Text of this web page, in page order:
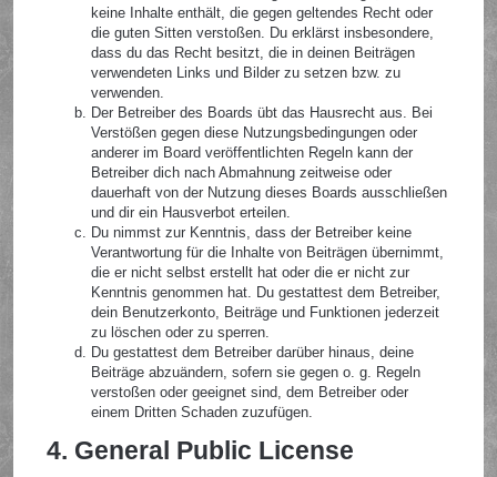
keine Inhalte enthält, die gegen geltendes Recht oder
die guten Sitten verstoßen. Du erklärst insbesondere,
dass du das Recht besitzt, die in deinen Beiträgen
verwendeten Links und Bilder zu setzen bzw. zu
verwenden.
Der Betreiber des Boards übt das Hausrecht aus. Bei
Verstößen gegen diese Nutzungsbedingungen oder
anderer im Board veröffentlichten Regeln kann der
Betreiber dich nach Abmahnung zeitweise oder
dauerhaft von der Nutzung dieses Boards ausschließen
und dir ein Hausverbot erteilen.
Du nimmst zur Kenntnis, dass der Betreiber keine
Verantwortung für die Inhalte von Beiträgen übernimmt,
die er nicht selbst erstellt hat oder die er nicht zur
Kenntnis genommen hat. Du gestattest dem Betreiber,
dein Benutzerkonto, Beiträge und Funktionen jederzeit
zu löschen oder zu sperren.
Du gestattest dem Betreiber darüber hinaus, deine
Beiträge abzuändern, sofern sie gegen o. g. Regeln
verstoßen oder geeignet sind, dem Betreiber oder
einem Dritten Schaden zuzufügen.
4. General Public License